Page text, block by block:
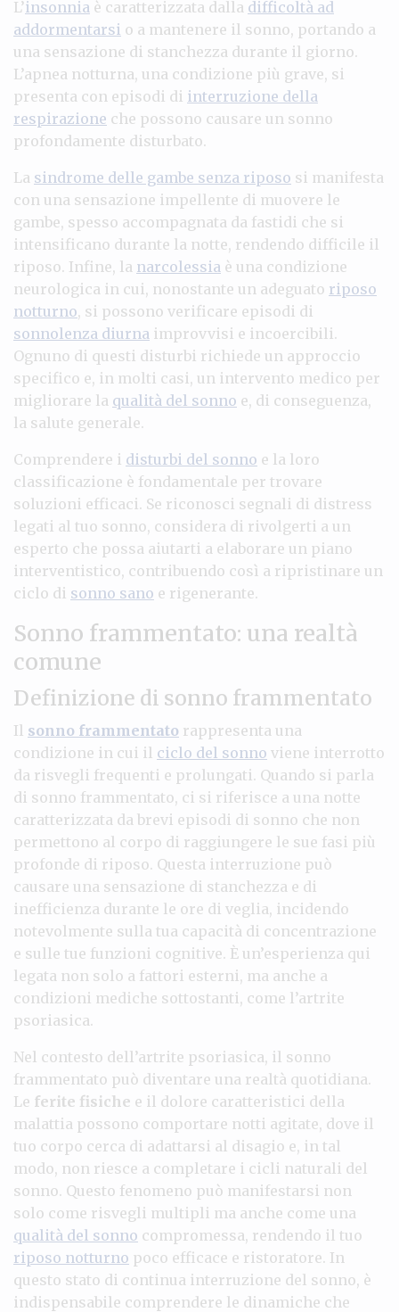
L’insonnia è caratterizzata dalla difficoltà ad
addormentarsi o a mantenere il sonno, portando a
una sensazione di stanchezza durante il giorno.
L’apnea notturna, una condizione più grave, si
presenta con episodi di interruzione della
respirazione che possono causare un sonno
profondamente disturbato.
La sindrome delle gambe senza riposo si manifesta
con una sensazione impellente di muovere le
gambe, spesso accompagnata da fastidi che si
intensificano durante la notte, rendendo difficile il
riposo. Infine, la narcolessia è una condizione
neurologica in cui, nonostante un adeguato riposo
notturno, si possono verificare episodi di
sonnolenza diurna improvvisi e incoercibili.
Ognuno di questi disturbi richiede un approccio
specifico e, in molti casi, un intervento medico per
migliorare la qualità del sonno e, di conseguenza,
la salute generale.
Comprendere i disturbi del sonno e la loro
classificazione è fondamentale per trovare
soluzioni efficaci. Se riconosci segnali di distress
legati al tuo sonno, considera di rivolgerti a un
esperto che possa aiutarti a elaborare un piano
interventistico, contribuendo così a ripristinare un
ciclo di sonno sano e rigenerante.
Sonno frammentato: una realtà
comune
Definizione di sonno frammentato
Il sonno frammentato rappresenta una
condizione in cui il ciclo del sonno viene interrotto
da risvegli frequenti e prolungati. Quando si parla
di sonno frammentato, ci si riferisce a una notte
caratterizzata da brevi episodi di sonno che non
permettono al corpo di raggiungere le sue fasi più
profonde di riposo. Questa interruzione può
causare una sensazione di stanchezza e di
inefficienza durante le ore di veglia, incidendo
notevolmente sulla tua capacità di concentrazione
e sulle tue funzioni cognitive. È un’esperienza qui
legata non solo a fattori esterni, ma anche a
condizioni mediche sottostanti, come l’artrite
psoriasica.
Nel contesto dell’artrite psoriasica, il sonno
frammentato può diventare una realtà quotidiana.
Le ferite fisiche e il dolore caratteristici della
malattia possono comportare notti agitate, dove il
tuo corpo cerca di adattarsi al disagio e, in tal
modo, non riesce a completare i cicli naturali del
sonno. Questo fenomeno può manifestarsi non
solo come risvegli multipli ma anche come una
qualità del sonno compromessa, rendendo il tuo
riposo notturno poco efficace e ristoratore. In
questo stato di continua interruzione del sonno, è
indispensabile comprendere le dinamiche che